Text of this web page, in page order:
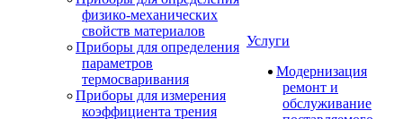
физико-механических
свойств материалов
Приборы для определения
параметров
термосваривания
Приборы для измерения
коэффициента трения
Услуги
Модернизация
ремонт и
обслуживание